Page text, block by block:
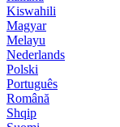
Kiswahili
Magyar
Melayu
Nederlands
Polski
Português
Română
Shqip